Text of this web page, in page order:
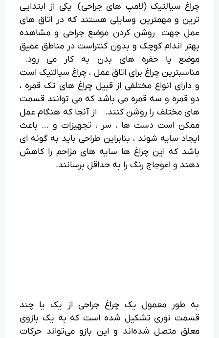
چراغ سیالتیک (لامپ های جراحی) یکی از ابتدایی
ترین و مهمترین وسایلی هستند که در اتاق های
عمل جهت روشن کردن موضع جراحی و مشاهده
بهتر اندام کوچک و بدون کنتراست در مناطق عمیق
موضع یا حفره های بدن به کار می رود.
مناسبترین چراغ برای اتاق عمل ، چراغ سیالتیک است
و دارای انواع مختلفی از قبیل چراغ های تک قمره ،
دو قمره و سه قمره می باشد که می توانند قسمت
های مختلف را روشن کنند. از آنجا که هنگام عمل
ممکن است دست ها ، سر ، تجهیزات و … باعث
ایجاد سایه شوند ، بنابراین طراحی باید به گونه ای
باشد که این چراغ ها سایه های مزاحم را کاهش
دهند و اعوجاج رنگ را به حداقل برسانند.
به طور معمول یک چراغ جراحی از یک یا چند
قسمت نوری تشکیل شده است که به یک بازوی
معلق متصل شده‌اند و این بازو می‌تواند حرکات